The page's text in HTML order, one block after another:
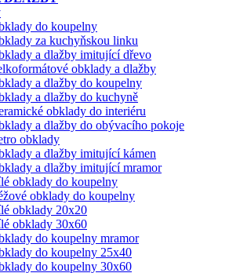
do koupelny
za kuchyňskou linku
a dlažby imitující dřevo
obklady a dlažby
a dlažby do koupelny
a dlažby do kuchyně
obklady do interiéru
a dlažby do obývacího pokoje
obklady
a dlažby imitující kámen
a dlažby imitující mramor
obklady do koupelny
obklady do koupelny
obklady 20x20
obklady 30x60
do koupelny mramor
do koupelny 25x40
do koupelny 30x60